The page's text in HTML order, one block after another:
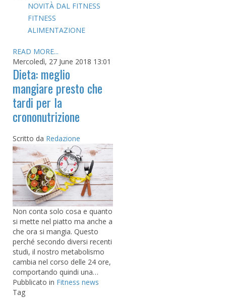
NOVITÀ DAL FITNESS
FITNESS
ALIMENTAZIONE
READ MORE...
Mercoledì, 27 June 2018 13:01
Dieta: meglio
mangiare presto che
tardi per la
crononutrizione
Scritto da Redazione
Non conta solo cosa e quanto
si mette nel piatto ma anche a
che ora si mangia. Questo
perché secondo diversi recenti
studi, il nostro metabolismo
cambia nel corso delle 24 ore,
comportando quindi una…
Pubblicato in Fitness news
Tag